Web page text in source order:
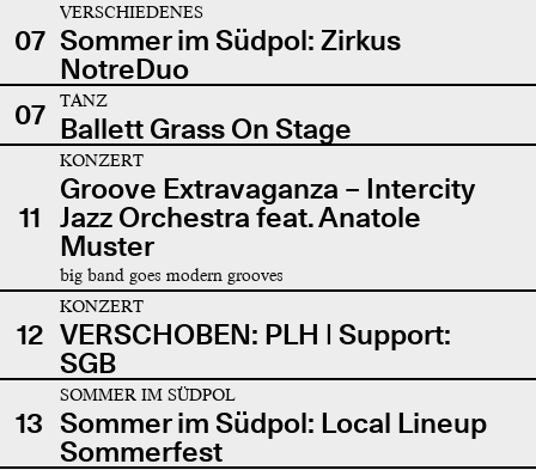
07
VERSCHIEDENES
Sommer im Südpol: Zirkus
NotreDuo
07
TANZ
Ballett Grass On Stage
11
KONZERT
Groove Extravaganza – Intercity
Jazz Orchestra feat. Anatole
Muster
big band goes modern grooves
12
KONZERT
VERSCHOBEN: PLH | Support:
SGB
13
SOMMER IM SÜDPOL
Sommer im Südpol: Local Lineup
Sommerfest